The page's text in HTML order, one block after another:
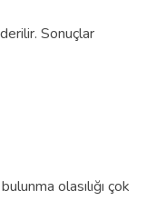
Sonuçlar
olasılığı çok